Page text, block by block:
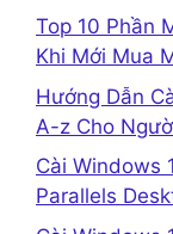
Top 10 Phần
Khi Mới Mua
Hướng Dẫn
A-z Cho
Cài Windows
Parallels